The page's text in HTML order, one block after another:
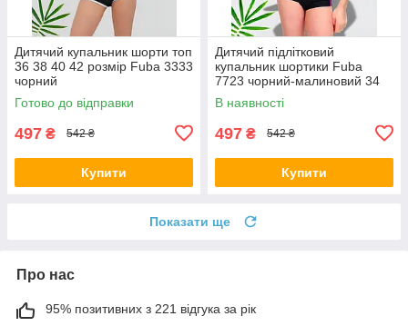
Дитячий купальник шорти топ
36 38 40 42 розмір Fuba 3333
чорний
Готово до відправки
497 ₴ 542 ₴
Купити
Дитячий підлітковий
купальник шортики Fuba
7723 чорний-малиновий 34
36 розмір
В наявності
497 ₴ 542 ₴
Купити
Показати ще
Про нас
95% позитивних з 221 відгука за рік